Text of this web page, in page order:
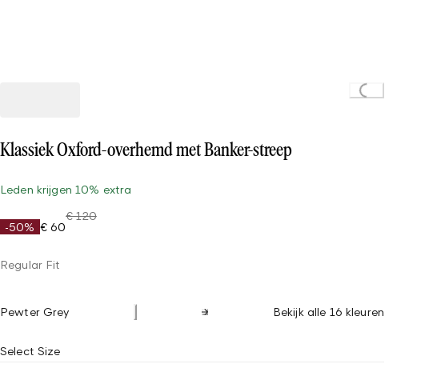
Loading...
Klassiek Oxford-overhemd met Banker-streep
Leden krijgen 10% extra
-50% € 60
€ 120
Regular Fit
Pewter Grey Bekijk alle 16 kleuren
Select Size